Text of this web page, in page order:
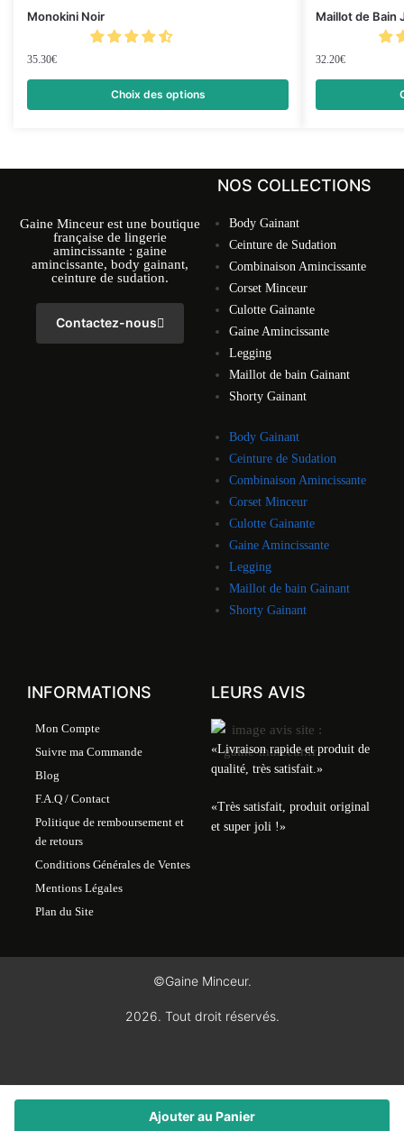
Ajouter au Panier
Monokini Noir
35.30€
Choix des options
Maillot de Bain
32.20€
Gaine Minceur est une boutique
française de lingerie
amincissante : gaine
amincissante, body gainant,
ceinture de sudation.
Contactez-nous
NOS COLLECTIONS
Body Gainant
Ceinture de Sudation
Combinaison Amincissante
Corset Minceur
Culotte Gainante
Gaine Amincissante
Legging
Maillot de bain Gainant
Shorty Gainant
Body Gainant
Ceinture de Sudation
Combinaison Amincissante
Corset Minceur
Culotte Gainante
Gaine Amincissante
Legging
Maillot de bain Gainant
Shorty Gainant
INFORMATIONS
Mon Compte
Suivre ma Commande
Blog
F.A.Q / Contact
Politique de remboursement et
de retours
Conditions Générales de Ventes
Mentions Légales
Plan du Site
LEURS AVIS
«Livraison rapide et produit de
qualité, très satisfait.»
«Très satisfait, produit original
et super joli !»
©Gaine Minceur.
2026. Tout droit réservés.